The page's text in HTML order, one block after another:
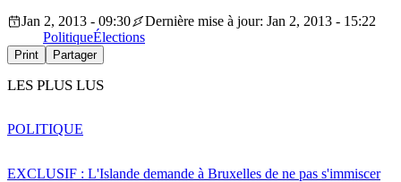
Jan 2, 2013 - 09:30
Dernière mise à jour: Jan 2, 2013 - 15:22
PolitiqueÉlections
Print Partager
LES PLUS LUS
EXCLUSIF : L'Islande demande à Bruxelles de ne pas s'immiscer
POLITIQUE